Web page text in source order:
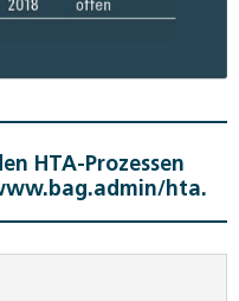
HTA-Prozessen
hta.